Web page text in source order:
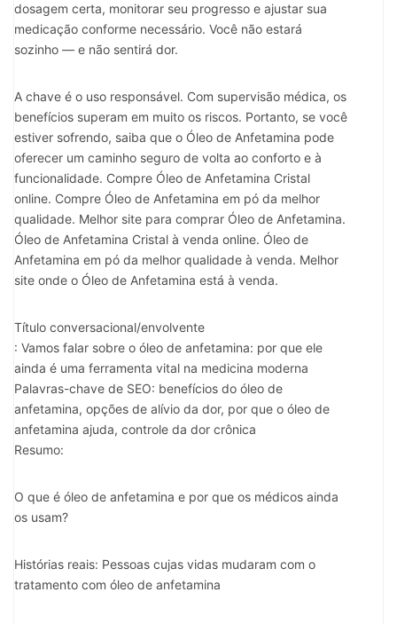
dosagem certa, monitorar seu progresso e ajustar sua
medicação conforme necessário. Você não estará
sozinho — e não sentirá dor.
A chave é o uso responsável. Com supervisão médica, os
benefícios superam em muito os riscos. Portanto, se você
estiver sofrendo, saiba que o Óleo de Anfetamina pode
oferecer um caminho seguro de volta ao conforto e à
funcionalidade. Compre Óleo de Anfetamina Cristal
online. Compre Óleo de Anfetamina em pó da melhor
qualidade. Melhor site para comprar Óleo de Anfetamina.
Óleo de Anfetamina Cristal à venda online. Óleo de
Anfetamina em pó da melhor qualidade à venda. Melhor
site onde o Óleo de Anfetamina está à venda.
Título conversacional/envolvente
: Vamos falar sobre o óleo de anfetamina: por que ele
ainda é uma ferramenta vital na medicina moderna
Palavras-chave de SEO: benefícios do óleo de
anfetamina, opções de alívio da dor, por que o óleo de
anfetamina ajuda, controle da dor crônica
Resumo:
O que é óleo de anfetamina e por que os médicos ainda
os usam?
Histórias reais: Pessoas cujas vidas mudaram com o
tratamento com óleo de anfetamina